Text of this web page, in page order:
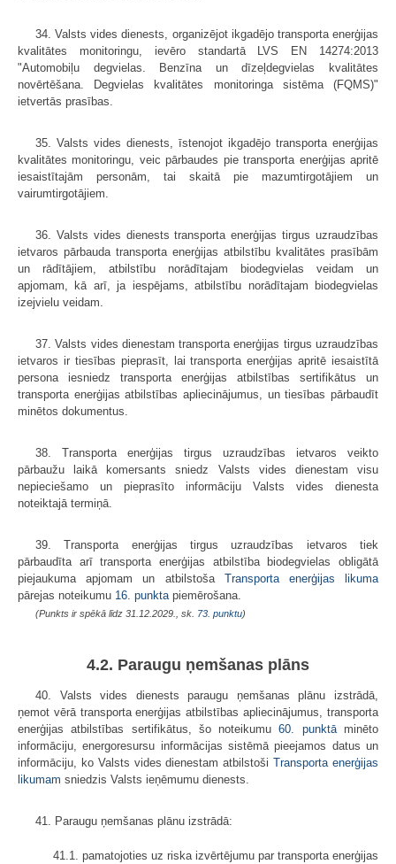
34. Valsts vides dienests, organizējot ikgadējo transporta enerģijas
kvalitātes monitoringu, ievēro standartā LVS EN 14274:2013
"Automobiļu degvielas. Benzīna un dīzeļdegvielas kvalitātes
novērtēšana. Degvielas kvalitātes monitoringa sistēma (FQMS)"
ietvertās prasības.
35. Valsts vides dienests, īstenojot ikgadējo transporta enerģijas
kvalitātes monitoringu, veic pārbaudes pie transporta enerģijas apritē
iesaistītajām personām, tai skaitā pie mazumtirgotājiem un
vairumtirgotājiem.
36. Valsts vides dienests transporta enerģijas tirgus uzraudzības
ietvaros pārbauda transporta enerģijas atbilstību kvalitātes prasībām
un rādītājiem, atbilstību norādītajam biodegvielas veidam un
apjomam, kā arī, ja iespējams, atbilstību norādītajam biodegvielas
izejvielu veidam.
37. Valsts vides dienestam transporta enerģijas tirgus uzraudzības
ietvaros ir tiesības pieprasīt, lai transporta enerģijas apritē iesaistītā
persona iesniedz transporta enerģijas atbilstības sertifikātus un
transporta enerģijas atbilstības apliecinājumus, un tiesības pārbaudīt
minētos dokumentus.
38. Transporta enerģijas tirgus uzraudzības ietvaros veikto
pārbaužu laikā komersants sniedz Valsts vides dienestam visu
nepieciešamo un pieprasīto informāciju Valsts vides dienesta
noteiktajā termiņā.
39. Transporta enerģijas tirgus uzraudzības ietvaros tiek
pārbaudīta arī transporta enerģijas atbilstība biodegvielas obligātā
piejaukuma apjomam un atbilstoša Transporta enerģijas likuma
pārejas noteikumu 16. punkta piemērošana.
(Punkts ir spēkā līdz 31.12.2029., sk. 73. punktu)
4.2. Paraugu ņemšanas plāns
40. Valsts vides dienests paraugu ņemšanas plānu izstrādā,
ņemot vērā transporta enerģijas atbilstības apliecinājumus, transporta
enerģijas atbilstības sertifikātus, šo noteikumu60. punktāminēto
informāciju, energoresursu informācijas sistēmā pieejamos datus un
informāciju, ko Valsts vides dienestam atbilstošiTransporta enerģijas
likumam sniedzis Valsts ieņēmumu dienests.
41. Paraugu ņemšanas plānu izstrādā:
41.1. pamatojoties uz riska izvērtējumu par transporta enerģijas